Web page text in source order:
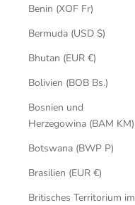
Benin (XOF Fr)
Bermuda (USD $)
Bhutan (EUR €)
Bolivien (BOB Bs.)
Bosnien und
Herzegowina (BAM KM)
Botswana (BWP P)
Brasilien (EUR €)
Britisches Territorium im